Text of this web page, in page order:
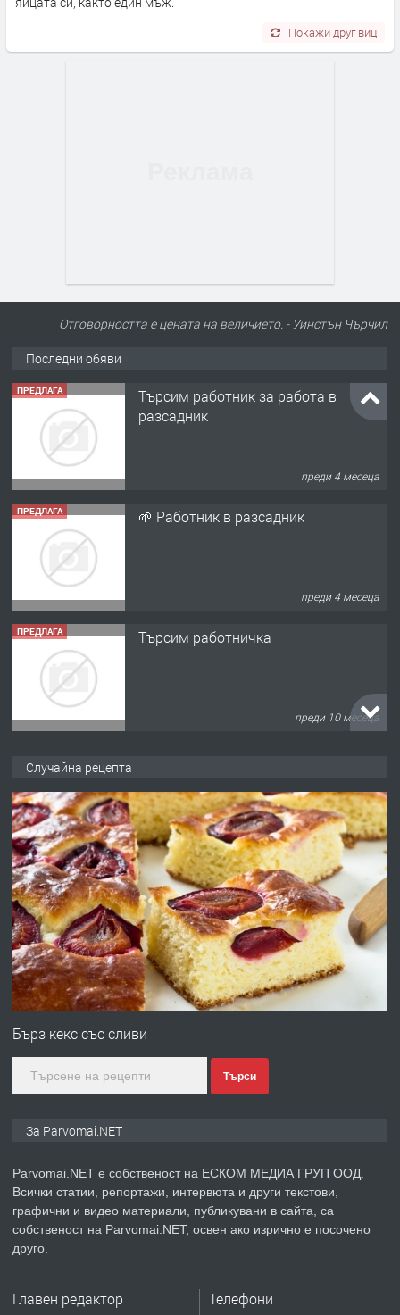
Покажи друг виц
Отговорността е цената на величието. - Уинстън Чърчил
Последни обяви
ПРЕДЛАГА
Търсим работник за работа в
разсадник
преди 4 месеца
ПРЕДЛАГА 🌱 Работник в разсадник
преди 4 месеца
ПРЕДЛАГА Търсим работничка
преди 10 месеца
преди 1 година
ПРЕДЛАГА Работа за общи работници
преди 1 година
ПРЕДЛАГА
Първи поход "По стъпките на Ангел
преди 1 година
ПРЕДЛАГА Уроци по Математика
Случайна рецепта
Бърз кекс със сливи
Търси
За Parvomai.NET
Parvomai.NET е собственост на ЕСКОМ МЕДИА ГРУП ООД.
Всички статии, репортажи, интервюта и други текстови,
графични и видео материали, публикувани в сайта, са
собственост на Parvomai.NET, освен ако изрично е посочено
друго.
Главен редактор Телефони